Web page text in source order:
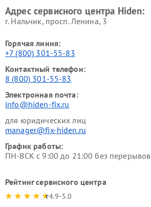
Адрес сервисного центра Hiden:
г. Нальчик, просп. Ленина, 3
Горячая линия:
+7 (800) 301-55-83
Контактный телефон:
8 (800) 301-55-83
Электронная почта:
info@hiden-fix.ru
для юридических лиц
manager@fix-hiden.ru
График работы:
ПН-ВСК с 9:00 до 21:00 без
Рейтинг сервисного центра
4.9-5.0